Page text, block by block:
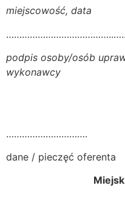
miejscowość, data
…………………………………..…..
podpis osoby/osób
wykonawcy
………………………….
dane / pieczęć oferenta